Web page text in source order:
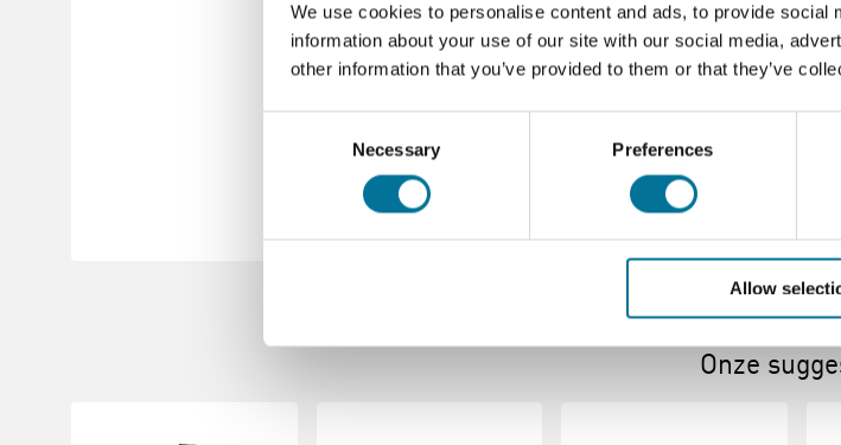
We use cookies to personalise content and ads, to provide
information about your use of our site with our social media,
other information that you’ve provided to them or that they’ve
Necessary Preferences
Allow
Onze